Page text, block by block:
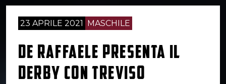
23 APRILE 2021 MASCHILE
DE RAFFAELE PRESENTA IL
DERBY CON TREVISO